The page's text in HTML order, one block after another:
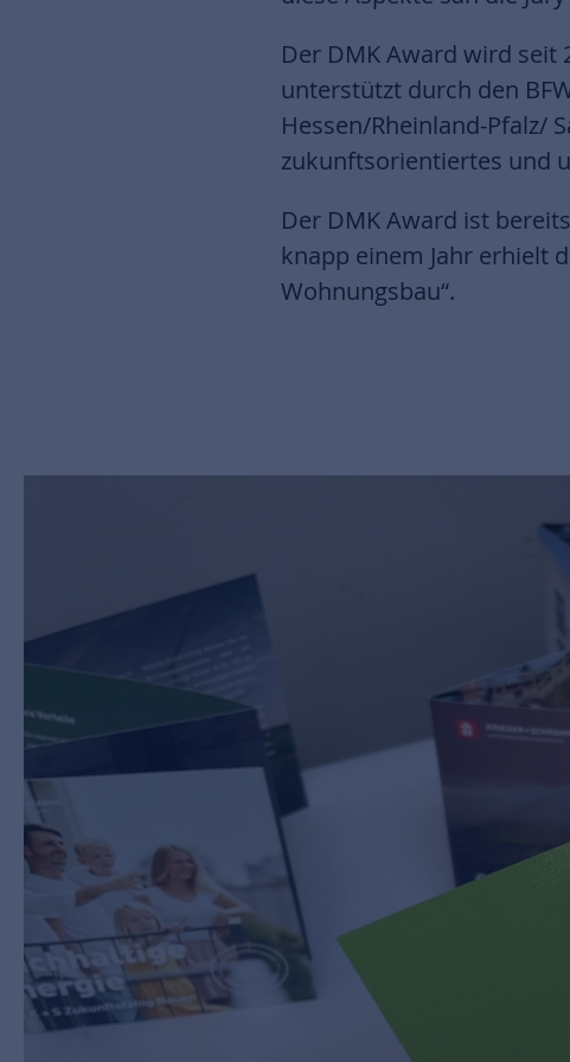
Der DMK Award wird seit
unterstützt durch den
Hessen/Rheinland-Pfalz/
zukunftsorientiertes und
Der DMK Award ist
knapp einem Jahr erhielt
Wohnungsbau“.